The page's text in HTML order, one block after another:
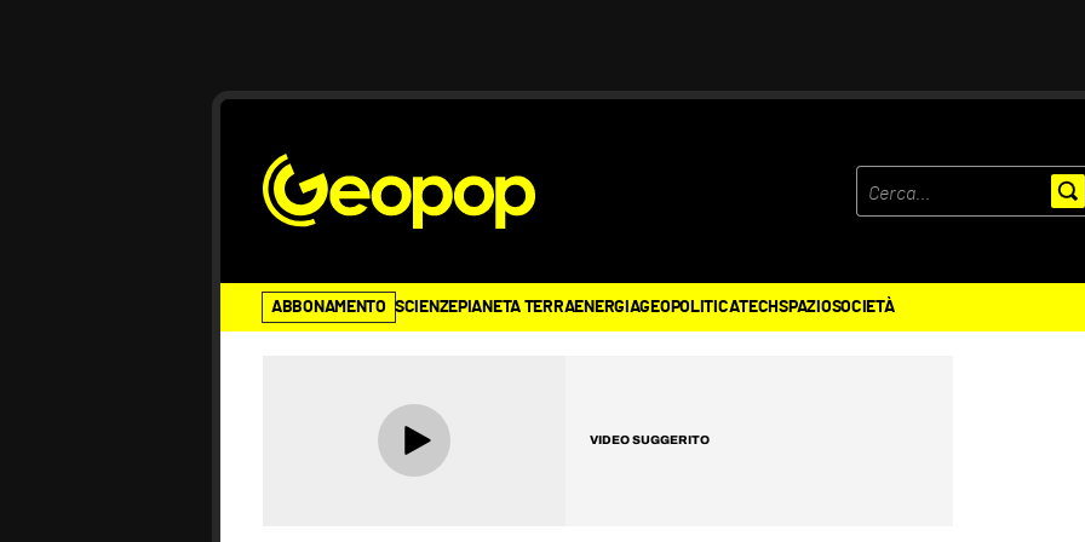
ABBONAMENTO SCIENZEPIANETA TERRAENERGIAGEOPOLITICATECHSPAZIOSOCIETÀ
VIDEO SUGGERITO